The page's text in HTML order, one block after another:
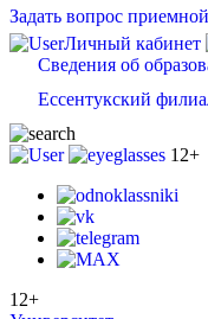
Задать вопрос
Личный кабинет
Сведения об
Ессентукский
12+
12+